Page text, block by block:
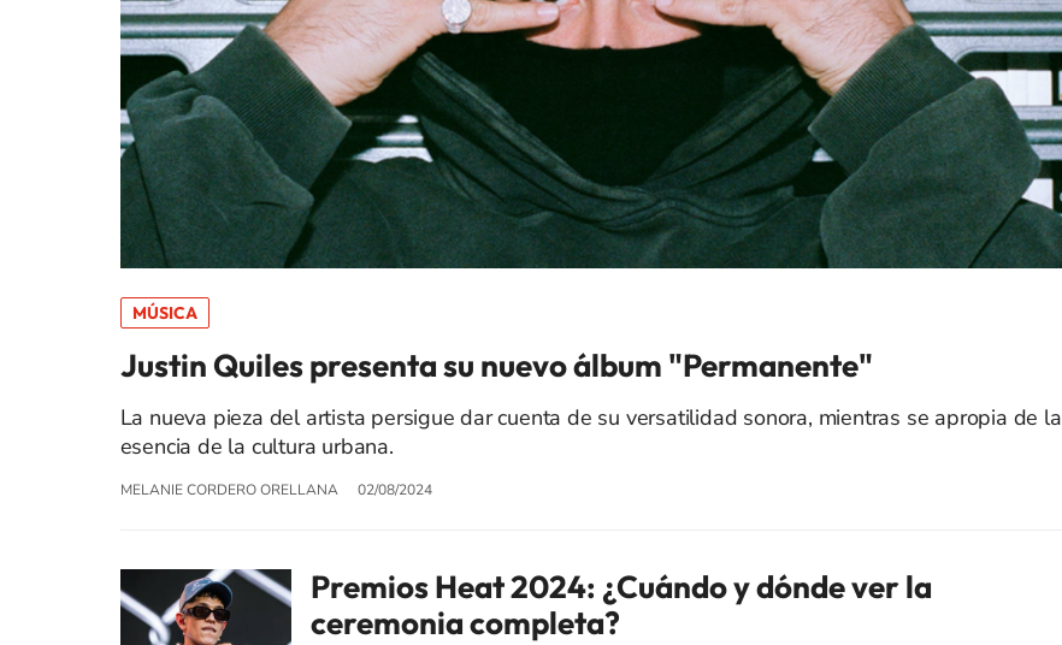
MÚSICA
Justin Quiles presenta su nuevo álbum "Permanente"
La nueva pieza del artista persigue dar cuenta de su versatilidad sonora, mientras se apropia de la
esencia de la cultura urbana.
MELANIE CORDERO ORELLANA 02/08/2024
Premios Heat 2024: ¿Cuándo y dónde ver la
ceremonia completa?